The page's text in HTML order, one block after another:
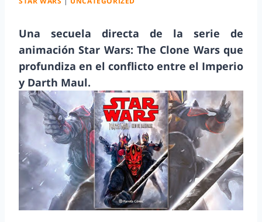
Una secuela directa de la serie de
animación Star Wars: The Clone Wars que
profundiza en el conflicto entre el Imperio
y Darth Maul.